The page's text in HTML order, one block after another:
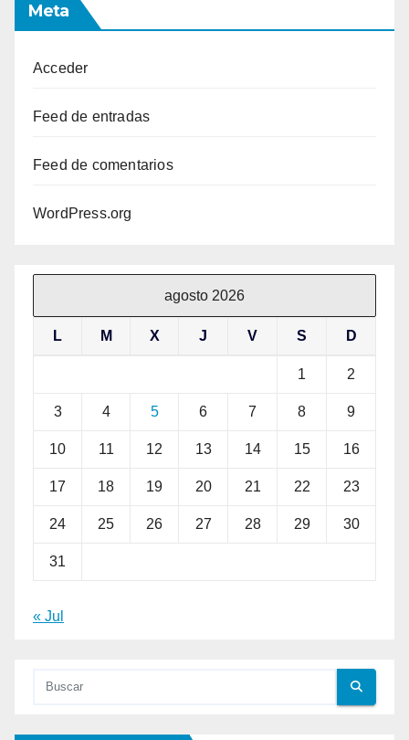
Meta
Acceder
Feed de entradas
Feed de comentarios
WordPress.org
agosto 2026
L M X J V S D
1 2
3 4 5 6 7 8 9
10 11 12 13 14 15 16
17 18 19 20 21 22 23
24 25 26 27 28 29 30
31
« Jul